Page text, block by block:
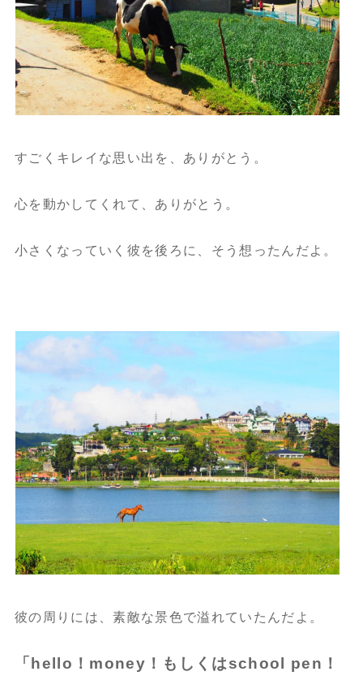
すごくキレイな思い出を、ありがとう。
心を動かしてくれて、ありがとう。
小さくなっていく彼を後ろに、そう想ったんだよ。
彼の周りには、素敵な景色で溢れていたんだよ。
「hello！money！もしくはschool pen！